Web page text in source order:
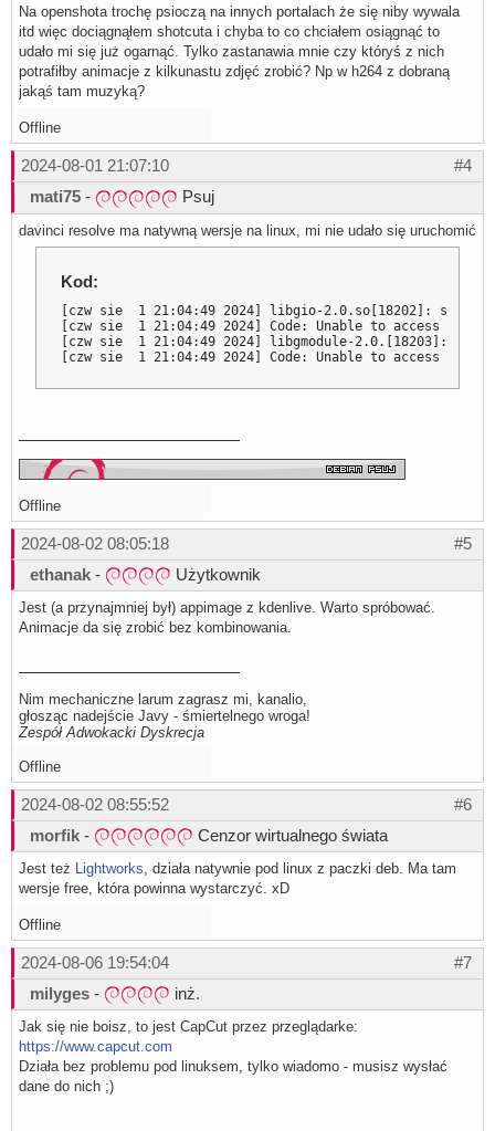
Na openshota trochę psioczą na innych portalach że się niby wywala
itd więc dociągnąłem shotcuta i chyba to co chciałem osiągnąć to
udało mi się już ogarnąć. Tylko zastanawia mnie czy któryś z nich
potrafiłby animacje z kilkunastu zdjęć zrobić? Np w h264 z dobraną
jakąś tam muzyką?
Offline
#4
2024-08-01 21:07:10
mati75 - Psuj
davinci resolve ma natywną wersje na linux, mi nie udało się uruchomić
Kod:
[czw sie  1 21:04:49 2024] libgio-2.0.so[18202]:
[czw sie  1 21:04:49 2024] Code: Unable to access
[czw sie  1 21:04:49 2024] libgmodule-2.0.[18203]:
[czw sie  1 21:04:49 2024] Code: Unable to access
Offline
#5
2024-08-02 08:05:18
ethanak - Użytkownik
Jest (a przynajmniej był) appimage z kdenlive. Warto spróbować.
Animacje da się zrobić bez kombinowania.
Nim mechaniczne larum zagrasz mi, kanalio,
głosząc nadejście Javy - śmiertelnego wroga!
Zespół Adwokacki Dyskrecja
Offline
#6
2024-08-02 08:55:52
morfik - Cenzor wirtualnego świata
Jest też Lightworks , działa natywnie pod linux z paczki deb. Ma tam
wersje free, która powinna wystarczyć. xD
Offline
#7
2024-08-06 19:54:04
milyges - inż.
Jak się nie boisz, to jest CapCut przez przeglądarke:
https://www.capcut.com
Działa bez problemu pod linuksem, tylko wiadomo - musisz wysłać
dane do nich ;)